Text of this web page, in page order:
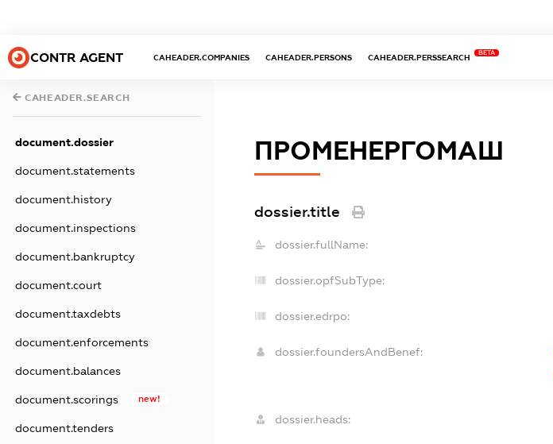
CONTR AGENT CAHEADER.COMPANIES CAHEADER.PERSONS CAHEADER.PERSSEARCH
BETA
CAHEADER.SEARCH
document.dossier
document.statements
document.history
document.inspections
document.bankruptcy
document.court
document.taxdebts
document.enforcements
document.balances
document.scorings new!
document.tenders
ПРОМЕНЕРГОМАШ
dossier.title
dossier.fullName:
dossier.opfSubType:
dossier.edrpo:
dossier.foundersAndBenef:
dossier.heads: